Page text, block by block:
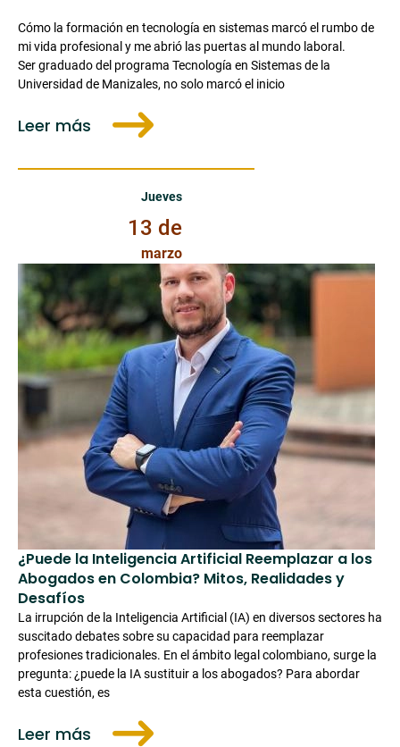
Cómo la formación en tecnología en sistemas marcó el rumbo de
mi vida profesional y me abrió las puertas al mundo laboral.
Ser graduado del programa Tecnología en Sistemas de la
Universidad de Manizales, no solo marcó el inicio
Leer más
Jueves 13 de Marzo de 2025
Jueves
13 de
marzo
¿Puede la Inteligencia Artificial Reemplazar a los
Abogados en Colombia? Mitos, Realidades y
Desafíos
La irrupción de la Inteligencia Artificial (IA) en diversos sectores ha
suscitado debates sobre su capacidad para reemplazar
profesiones tradicionales. En el ámbito legal colombiano, surge la
pregunta: ¿puede la IA sustituir a los abogados? Para abordar
esta cuestión, es
Leer más